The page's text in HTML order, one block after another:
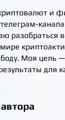
и
разобраться
Моя цель
для